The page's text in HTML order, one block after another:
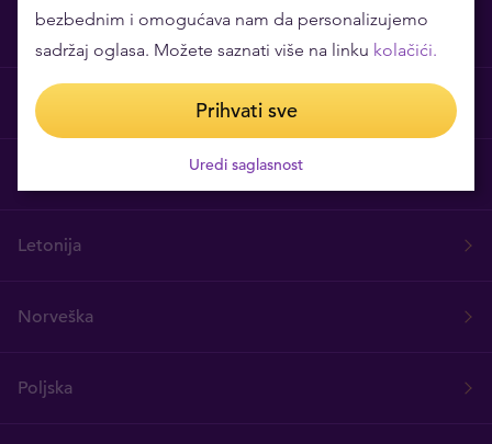
Estonija
Finska
Letonija
Norveška
Poljska
bezbednim i omogućava nam da personalizujemo
sadržaj oglasa. Možete saznati više na linku kolačići.
Prihvati sve
Uredi saglasnost